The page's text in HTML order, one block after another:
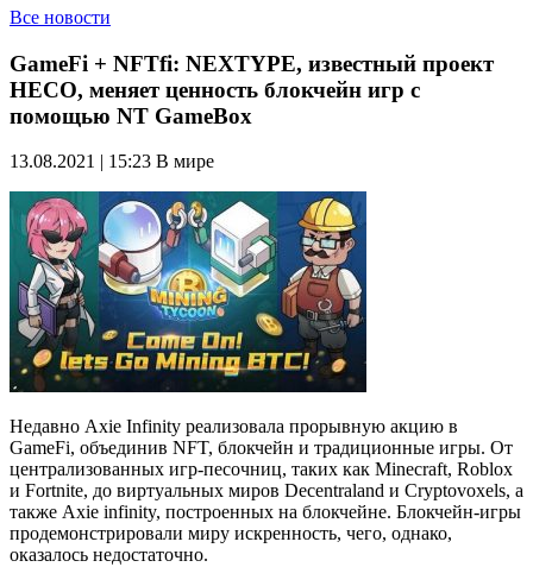
Все новости
GameFi + NFTfi: NEXTYPE, известный проект
HECO, меняет ценность блокчейн игр с
помощью NT GameBox
13.08.2021 | 15:23 В мире
Недавно Axie Infinity реализовала прорывную акцию в
GameFi, объединив NFT, блокчейн и традиционные игры. От
централизованных игр-песочниц, таких как Minecraft, Roblox
и Fortnite, до виртуальных миров Decentraland и Cryptovoxels, а
также Axie infinity, построенных на блокчейне. Блокчейн-игры
продемонстрировали миру искренность, чего, однако,
оказалось недостаточно.